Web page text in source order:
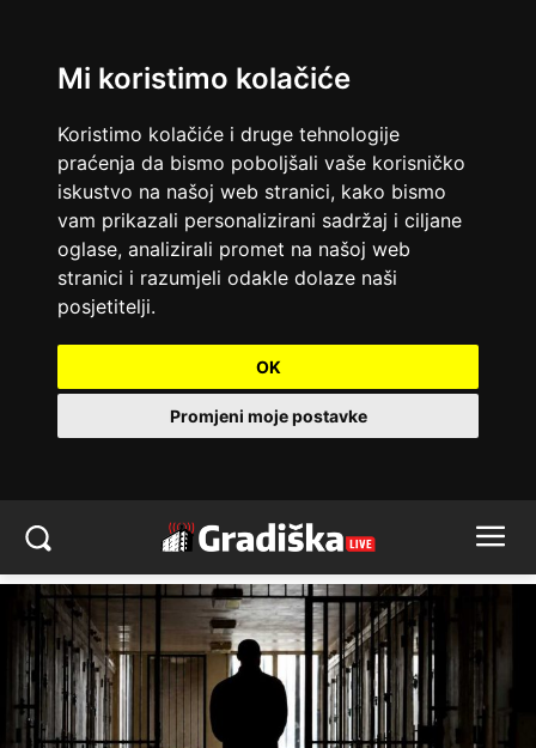
Mi koristimo kolačiće
Koristimo kolačiće i druge tehnologije
praćenja da bismo poboljšali vaše korisničko
iskustvo na našoj web stranici, kako bismo
vam prikazali personalizirani sadržaj i ciljane
oglase, analizirali promet na našoj web
stranici i razumjeli odakle dolaze naši
posjetitelji.
OK
Promjeni moje postavke